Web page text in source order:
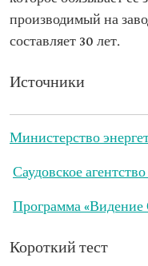
производимый на
составляет 30 лет.
Источники
Министерство
Саудовское
Программа «Видение
Короткий тест